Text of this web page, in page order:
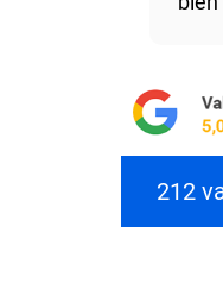
212